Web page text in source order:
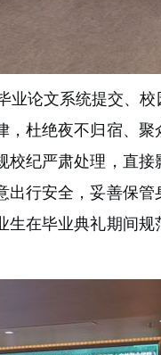
论文系统提交、
杜绝夜不归宿、
纪严肃处理，直
行安全，妥善保
在毕业典礼期间